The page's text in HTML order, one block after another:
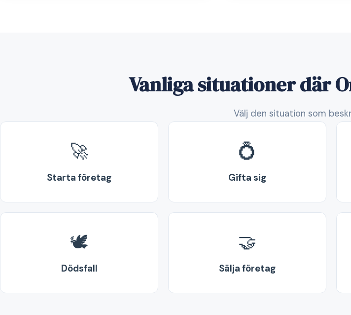
Vanliga situationer där
Välj den situation som
🚀
Starta företag
💍
Gifta sig
🕊️
Dödsfall
🤝
Sälja företag